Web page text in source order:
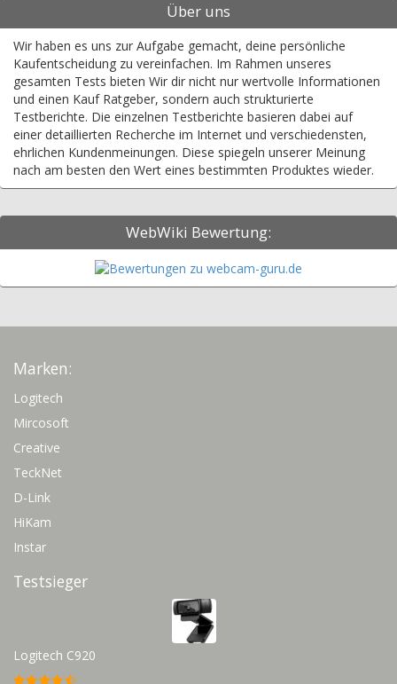
Über uns
Wir haben es uns zur Aufgabe gemacht, deine persönliche
Kaufentscheidung zu vereinfachen. Im Rahmen unseres
gesamten Tests bieten Wir dir nicht nur wertvolle Informationen
und einen Kauf Ratgeber, sondern auch strukturierte
Testberichte. Die einzelnen Testberichte basieren dabei auf
einer detaillierten Recherche im Internet und verschiedensten,
ehrlichen Kundenmeinungen. Diese spiegeln unserer Meinung
nach am besten den Wert eines bestimmten Produktes wieder.
WebWiki Bewertung:
Marken:
Logitech
Mircosoft
Creative
TeckNet
D-Link
HiKam
Instar
Testsieger
Logitech C920